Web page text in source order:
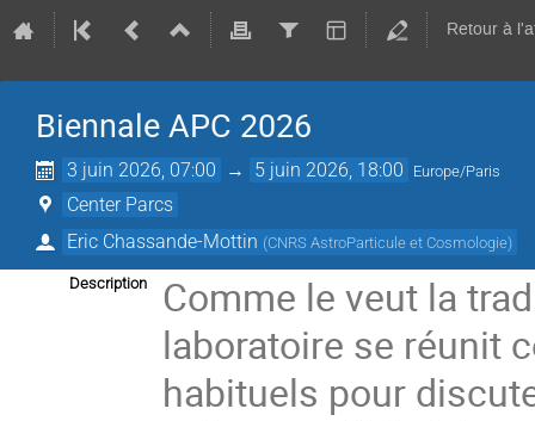
Retour à
Biennale APC 2026
3 juin 2026, 07:00 → 5 juin 2026, 18:00 Europe/Paris
Center Parcs
Eric Chassande-Mottin (CNRS AstroParticule et Cosmologie)
Description
Comme le veut la
laboratoire se réunit
habituels pour